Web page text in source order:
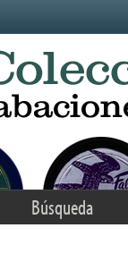
Búsqueda